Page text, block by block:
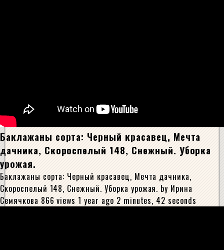
Баклажаны сорта: Черный красавец, Мечта
дачника, Скороспелый 148, Снежный. Уборка
урожая.
Баклажаны сорта: Черный красавец, Мечта дачника,
Скороспелый 148, Снежный. Уборка урожая. by Ирина
Семячкова 866 views 1 year ago 2 minutes, 42 seconds